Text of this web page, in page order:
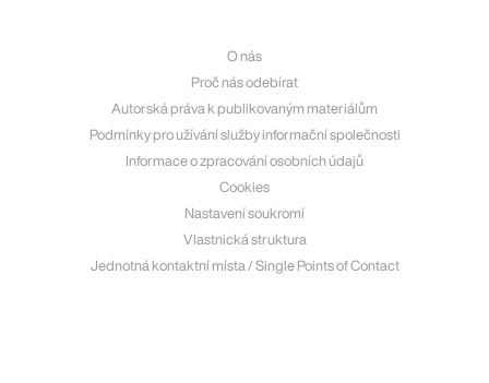
O nás
Proč nás odebírat
Autorská práva k publikovaným materiálům
Podmínky pro užívání služby informační společnosti
Informace o zpracování osobních údajů
Cookies
Nastavení soukromí
Vlastnická struktura
Jednotná kontaktní místa / Single Points of Contact